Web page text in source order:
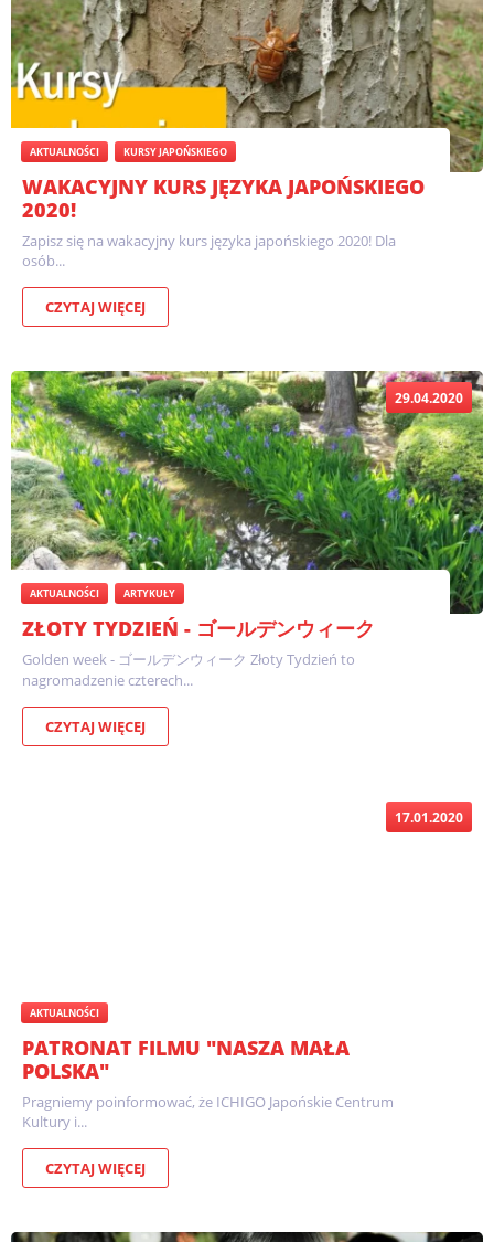
AKTUALNOŚCI KURSY JAPOŃSKIEGO
WAKACYJNY KURS JĘZYKA JAPOŃSKIEGO
2020!
Zapisz się na wakacyjny kurs języka japońskiego 2020! Dla
osób...
CZYTAJ WIĘCEJ
29.04.2020
AKTUALNOŚCI ARTYKUŁY
ZŁOTY TYDZIEŃ - ゴールデンウィーク
Golden week - ゴールデンウィーク Złoty Tydzień to
nagromadzenie czterech...
CZYTAJ WIĘCEJ
17.01.2020
AKTUALNOŚCI
PATRONAT FILMU "NASZA MAŁA
POLSKA"
Pragniemy poinformować, że ICHIGO Japońskie Centrum
Kultury i...
CZYTAJ WIĘCEJ